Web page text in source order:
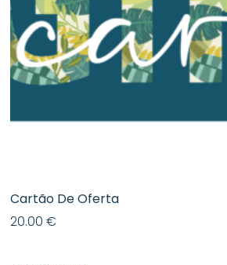
Cartão De Oferta
20.00€